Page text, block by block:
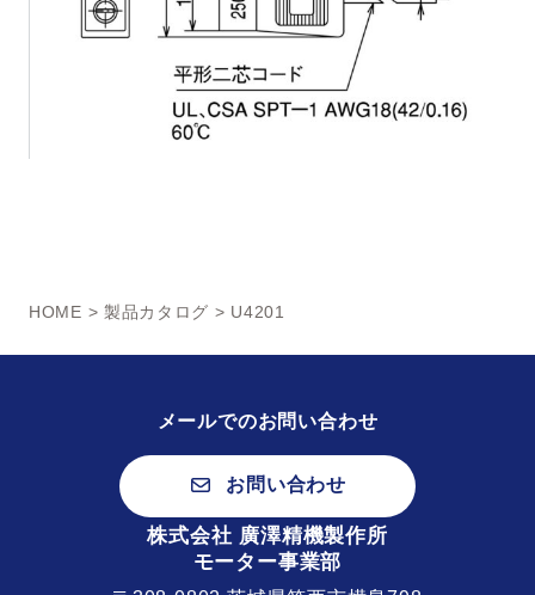
HOME > 製品カタログ > U4201
メールでのお問い合わせ
お問い合わせ
株式会社 廣澤精機製作所
モーター事業部